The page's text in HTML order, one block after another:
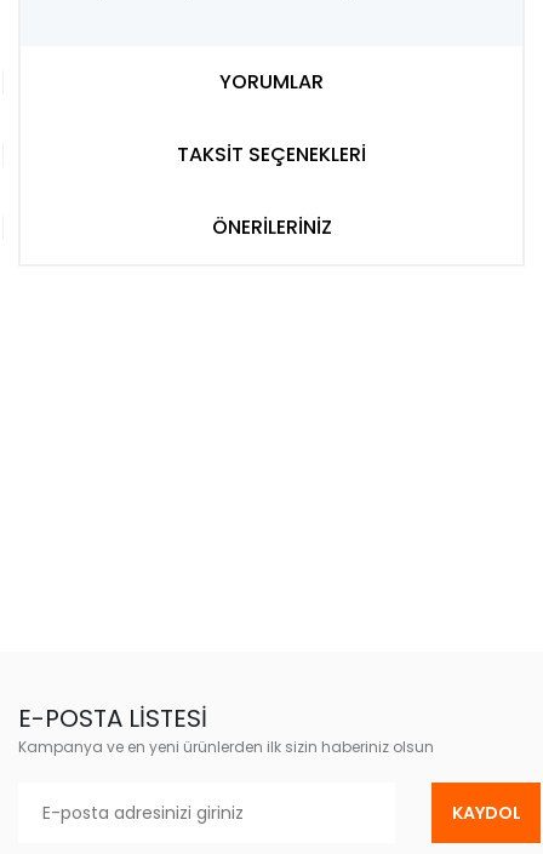
YORUMLAR
TAKSİT SEÇENEKLERİ
ÖNERİLERİNİZ
E-POSTA LİSTESİ
Kampanya ve en yeni ürünlerden ilk sizin haberiniz olsun
KAYDOL